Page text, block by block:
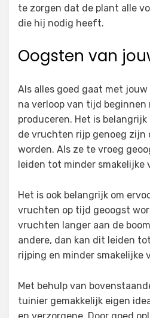
te zorgen dat de plant alle
die hij nodig heeft.
Oogsten van
Als alles goed gaat met
na verloop van tijd
produceren. Het is
de vruchten rijp genoeg zijn
worden. Als ze te vroeg
leiden tot minder smakelijke
Het is ook belangrijk om
vruchten op tijd geoogst
vruchten langer aan de
andere, dan kan dit leiden
rijping en minder smakelijke
Met behulp van
tuinier gemakkelijk eigen